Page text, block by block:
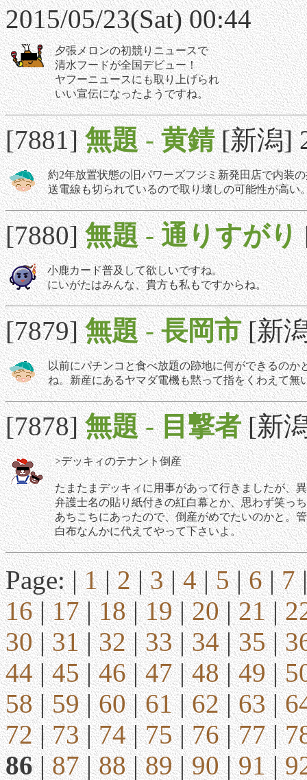
2015/05/23(Sat) 00:44
夕張メロンの初競りニュースで
清水フードが全国デビュー！
ヤフーニュースにも取り上げられ
いい宣伝になったようですね。
[7881]無題-黄錆 [新潟]
約2年放置状態の旧パワーズフジミ新発田店で内装
送電線も切られているので取り壊しの可能性が高い
[7880]無題-通りすがり
小鹿カード普及して欲しいですね。
にいがたはみんな、貴方も私もですからね。
[7879]無題-長岡市 [新
以前にパチンコと食べ放題の跡地に何ができるの
ね。新産にあるヤマダ電機も黙って指をくわえて無
[7878]無題-目撃者 [新
>デッキィのテナント倒産
たまたまデッキィに用事があって行きましたが、
弁護士名の貼り紙付きの紅白幕とか、思わず笑っ
あちこちにあったので、倒産がめでたいのかと。
白布なんかに代えてやって下さいよ。
Page: |1|2|3|4|5|6|7
16|17|18|19|20|21|
30|31|32|33|34|35|
44|45|46|47|48|49|
58|59|60|61|62|63|
72|73|74|75|76|77|
86|87|88|89|90|91|